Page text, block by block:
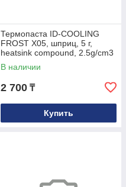
Термопаста ID-COOLING
FROST X05, шприц, 5 г,
heatsink compound, 2.5g/cm3
В наличии
2 700 ₸
Купить